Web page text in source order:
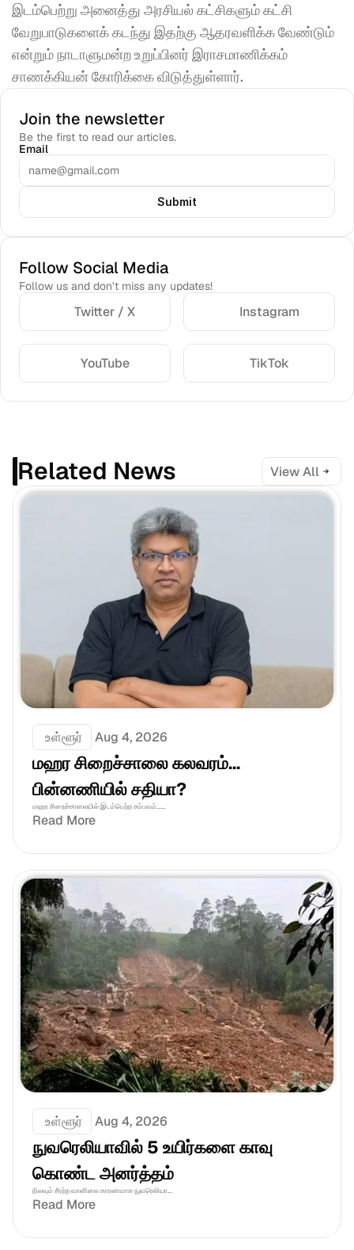
இடம்பெற்று அனைத்து அரசியல் கட்சிகளும் கட்சி
வேறுபாடுகளைக் கடந்து இதற்கு ஆதரவளிக்க வேண்டும்
என்றும் நாடாளுமன்ற உறுப்பினர் இராசமாணிக்கம்
சாணக்கியன் கோரிக்கை விடுத்துள்ளார்.
Join the newsletter
Be the first to read our articles.
Email
Submit
Follow Social Media
Follow us and don’t miss any updates!
Twitter / X Instagram
YouTube TikTok
Related News View All
உள்ளூர் Aug 4, 2026
மஹர சிறைச்சாலை கலவரம்...
பின்னணியில் சதியா?
மஹர சிறைச்சாலையில் இடம்பெற்ற சம்பவம்......
Read More
உள்ளூர் Aug 4, 2026
நுவரெலியாவில் 5 உயிர்களை காவு
கொண்ட அனர்த்தம்
நிலவும் சீரற்ற வானிலை காரணமாக நுவரெலியா...
Read More